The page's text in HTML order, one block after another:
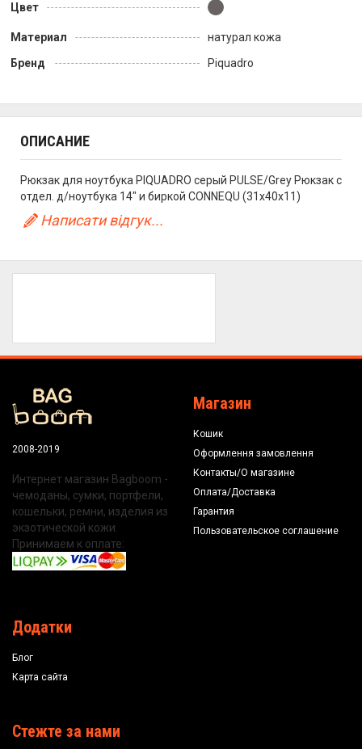
Цвет
Материал
натурал кожа
Бренд
Piquadro
ОПИСАНИЕ
Рюкзак для ноутбука PIQUADRO серый PULSE/Grey Рюкзак с
отдел. д/ноутбука 14" и биркой CONNEQU (31x40x11)
Написати відгук...
2008-2019
Интернет магазин Bagboom -
чемоданы, сумки, портфели,
кошельки, ремни, изделия из
экзотической кожи.
Принимаем к оплате:
Магазин
Кошик
Оформлення замовлення
Контакты/О магазине
Оплата/Доставка
Гарантия
Пользовательское соглашение
Додатки
Блог
Карта сайта
Стежте за нами